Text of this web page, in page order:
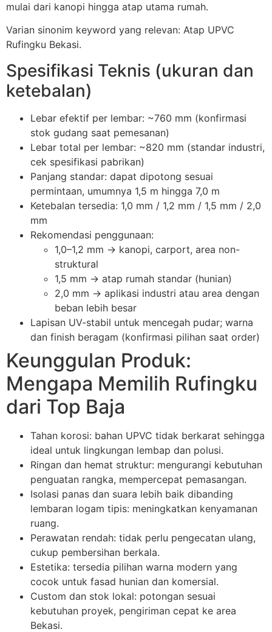
mulai dari kanopi hingga atap utama rumah.
Varian sinonim keyword yang relevan: Atap UPVC
Rufingku Bekasi.
Spesifikasi Teknis (ukuran dan
ketebalan)
Lebar efektif per lembar: ~760 mm (konfirmasi
stok gudang saat pemesanan)
Lebar total per lembar: ~820 mm (standar industri,
cek spesifikasi pabrikan)
Panjang standar: dapat dipotong sesuai
permintaan, umumnya 1,5 m hingga 7,0 m
Ketebalan tersedia: 1,0 mm / 1,2 mm / 1,5 mm / 2,0
mm
Rekomendasi penggunaan:
1,0–1,2 mm → kanopi, carport, area non-
struktural
1,5 mm → atap rumah standar (hunian)
2,0 mm → aplikasi industri atau area dengan
beban lebih besar
Lapisan UV-stabil untuk mencegah pudar; warna
dan finish beragam (konfirmasi pilihan saat order)
Keunggulan Produk:
Mengapa Memilih Rufingku
dari Top Baja
Tahan korosi: bahan UPVC tidak berkarat sehingga
ideal untuk lingkungan lembap dan polusi.
Ringan dan hemat struktur: mengurangi kebutuhan
penguatan rangka, mempercepat pemasangan.
Isolasi panas dan suara lebih baik dibanding
lembaran logam tipis: meningkatkan kenyamanan
ruang.
Perawatan rendah: tidak perlu pengecatan ulang,
cukup pembersihan berkala.
Estetika: tersedia pilihan warna modern yang
cocok untuk fasad hunian dan komersial.
Custom dan stok lokal: potongan sesuai
kebutuhan proyek, pengiriman cepat ke area
Bekasi.